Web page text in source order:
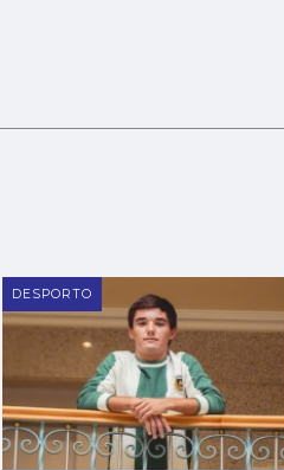
DESPORTO